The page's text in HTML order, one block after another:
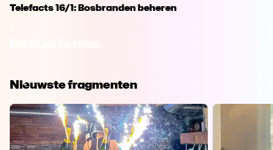
Telefacts 16/1: Bosbranden beheren
Nieuwste fragmenten